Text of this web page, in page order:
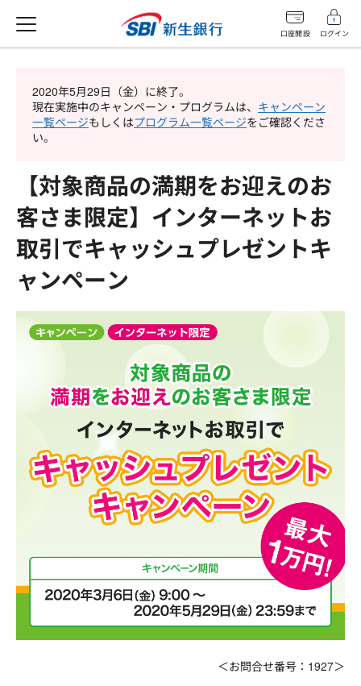
口座開設 ログイン
2020年5月29日（金）に終了。
現在実施中のキャンペーン・プログラムは、 キャンペーン
一覧ページもしくはプログラム一覧ページをご確認くださ
い。
【対象商品の満期をお迎えのお
客さま限定】インターネットお
取引でキャッシュプレゼントキ
ャンペーン
＜お問合せ番号：1927＞